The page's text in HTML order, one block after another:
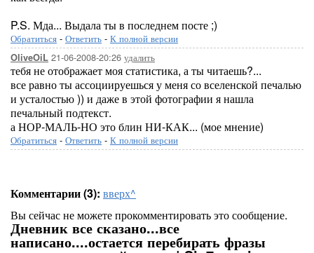
P.S. Мда... Выдала ты в последнем посте ;)
Обратиться - Ответить - К полной версии
OliveOiL 21-06-2008-20:26 удалить
тебя не отображает моя статистика, а ты читаешь?...
все равно ты ассоциируешься у меня со вселенской печалью
и усталостью )) и даже в этой фотографии я нашла
печальный подтекст.
а НОР-МАЛЬ-НО это блин НИ-КАК... (мое мнение)
Обратиться - Ответить - К полной версии
Комментарии (3): вверх^
Вы сейчас не можете прокомментировать это сообщение.
Дневник все сказано...все
написано....остается перебирать фразы